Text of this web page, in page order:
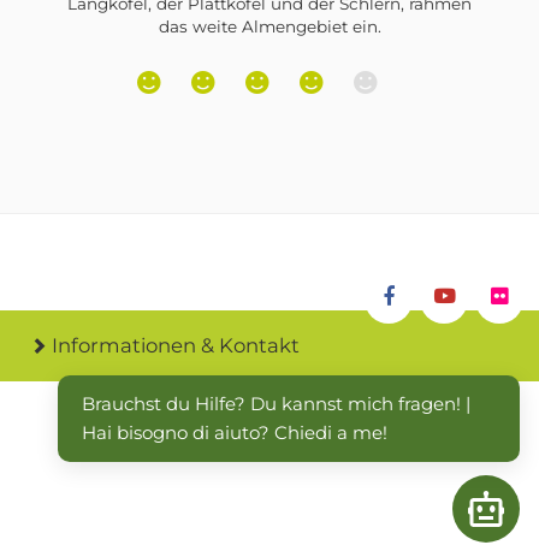
Informationen & Kontakt
Open
Brauchst du Hilfe? Du kannst mich fragen! |
Hai bisogno di aiuto? Chiedi a me!